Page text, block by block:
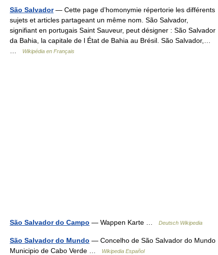
São Salvador— Cette page d’homonymie répertorie les différents
sujets et articles partageant un même nom. São Salvador,
signifiant en portugais Saint Sauveur, peut désigner : São Salvador
da Bahia, la capitale de l État de Bahia au Brésil. São Salvador,…
Wikipédia en Français
São Salvador do Campo — Wappen Karte … Deutsch Wikipedia
São Salvador do Mundo — Concelho de São Salvador do Mundo
Municipio de Cabo Verde …
Wikipedia Español